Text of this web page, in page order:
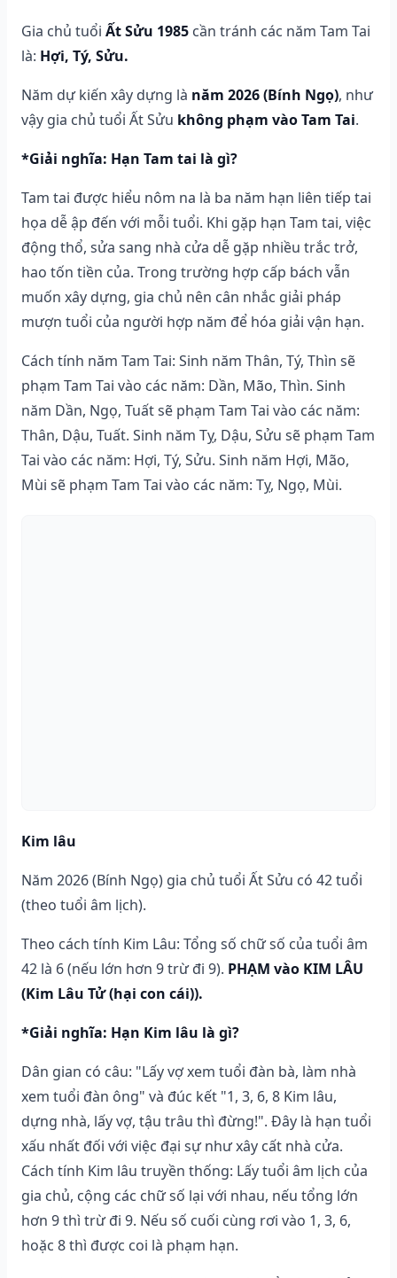
Gia chủ tuổi Ất Sửu 1985 cần tránh các năm Tam Tai
là: Hợi, Tý, Sửu.
Năm dự kiến xây dựng là năm 2026 (Bính Ngọ), như
vậy gia chủ tuổi Ất Sửu không phạm vào Tam Tai.
*Giải nghĩa: Hạn Tam tai là gì?
Tam tai được hiểu nôm na là ba năm hạn liên tiếp tai
họa dễ ập đến với mỗi tuổi. Khi gặp hạn Tam tai, việc
động thổ, sửa sang nhà cửa dễ gặp nhiều trắc trở,
hao tốn tiền của. Trong trường hợp cấp bách vẫn
muốn xây dựng, gia chủ nên cân nhắc giải pháp
mượn tuổi của người hợp năm để hóa giải vận hạn.
Cách tính năm Tam Tai: Sinh năm Thân, Tý, Thìn sẽ
phạm Tam Tai vào các năm: Dần, Mão, Thìn. Sinh
năm Dần, Ngọ, Tuất sẽ phạm Tam Tai vào các năm:
Thân, Dậu, Tuất. Sinh năm Tỵ, Dậu, Sửu sẽ phạm Tam
Tai vào các năm: Hợi, Tý, Sửu. Sinh năm Hợi, Mão,
Mùi sẽ phạm Tam Tai vào các năm: Tỵ, Ngọ, Mùi.
Kim lâu
Năm 2026 (Bính Ngọ) gia chủ tuổi Ất Sửu có 42 tuổi
(theo tuổi âm lịch).
Theo cách tính Kim Lâu: Tổng số chữ số của tuổi âm
42 là 6 (nếu lớn hơn 9 trừ đi 9). PHẠM vào KIM LÂU
(Kim Lâu Tử (hại con cái)).
*Giải nghĩa: Hạn Kim lâu là gì?
Dân gian có câu: "Lấy vợ xem tuổi đàn bà, làm nhà
xem tuổi đàn ông" và đúc kết "1, 3, 6, 8 Kim lâu,
dựng nhà, lấy vợ, tậu trâu thì đừng!". Đây là hạn tuổi
xấu nhất đối với việc đại sự như xây cất nhà cửa.
Cách tính Kim lâu truyền thống: Lấy tuổi âm lịch của
gia chủ, cộng các chữ số lại với nhau, nếu tổng lớn
hơn 9 thì trừ đi 9. Nếu số cuối cùng rơi vào 1, 3, 6,
hoặc 8 thì được coi là phạm hạn.